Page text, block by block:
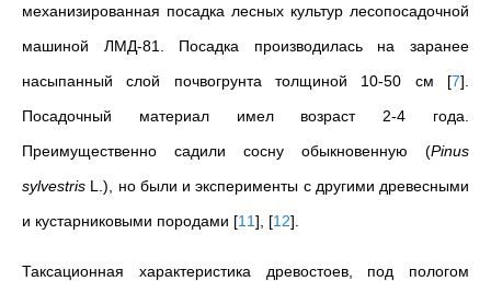
механизированная посадка лесных культур лесопосадочной
машиной ЛМД-81. Посадка производилась на заранее
насыпанный слой почвогрунта толщиной 10-50 см [7]
Посадочный материал имел возраст 2-4 года.
Преимущественно садили сосну обыкновенную (Pinus
sylvestris L.) , но были и эксперименты с другими древесными
и кустарниковыми породами [11] [12]
Таксационная характеристика древостоев, под пологом